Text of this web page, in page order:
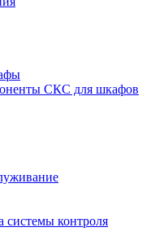
СКС для шкафов
контроля